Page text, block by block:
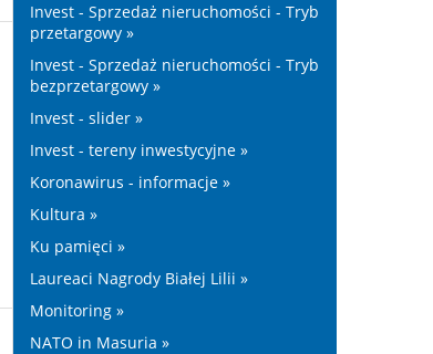
Invest - Sprzedaż nieruchomości - Tryb
przetargowy »
Invest - Sprzedaż nieruchomości - Tryb
bezprzetargowy »
Invest - slider »
Invest - tereny inwestycyjne »
Koronawirus - informacje »
Kultura »
Ku pamięci »
Laureaci Nagrody Białej Lilii »
Monitoring »
NATO in Masuria »